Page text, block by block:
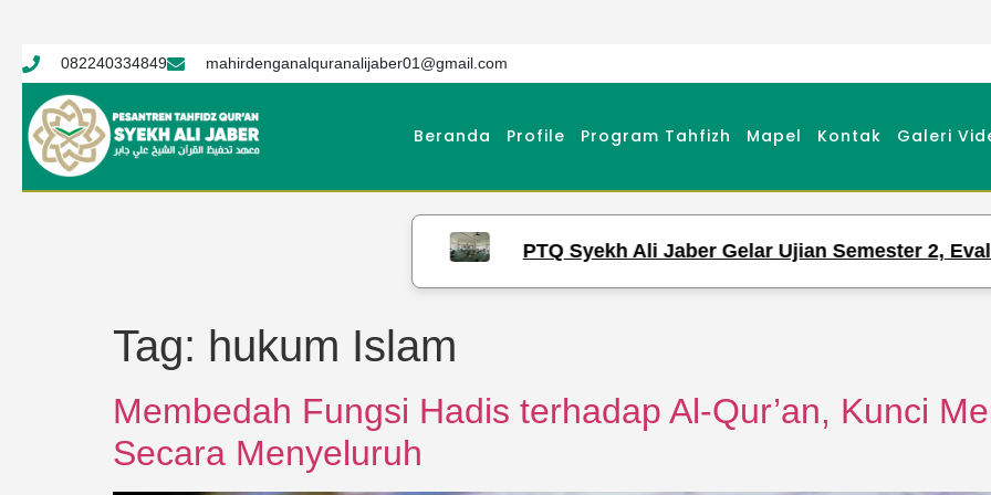
082240334849 mahirdenganalquranalijaber01@gmail.com
Beranda Profile Program Tahfizh Mapel Kontak Galeri
PTQ Syekh Ali Jaber Gelar Ujian Semester 2, Evaluasi
Tag: hukum Islam
Membedah Fungsi Hadis terhadap Al-Qur’an, Kunci
Secara Menyeluruh